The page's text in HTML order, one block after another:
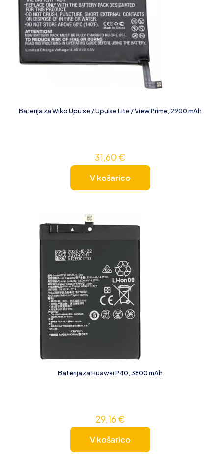
Baterija za Wiko Upulse / Upulse Lite / View Prime, 2900 mAh
31,60 €
V košarico
Baterija za Huawei P40, 3800 mAh
29,16€
V košarico